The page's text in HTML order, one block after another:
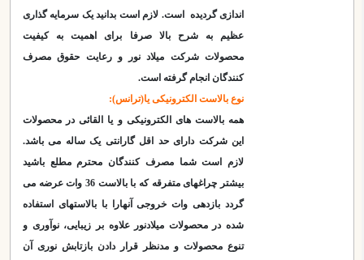
اندازی گردیده است. لازم است بدانید یک سرمایه گذاری
عظیم به شرح بالا صرفا برای اهمیت به کیفیت
محصولات شرکت میلاد نور و رعایت حقوق مصرف
کنندگان انجام گرفته است.
نوع بالاست الکترونیکی یا(ترانس):
همه بالاست های الکترونیکی و یا القائی در محصولات
این شرکت دارای حد اقل گارانتی یک ساله می باشد.
لازم است شما مصرف کنندگان محترم مطلع باشید
بیشتر چراغهای متفرقه که با بالاست 36 وات عرضه می
گردد بازدهی وات خروجی آنهارا با بالاستهای استفاده
شده در محصولات میلادنور علاوه بر زیبایی، نوآوری و
تنوع محصولات و مدنظر قرار دادن بازتابش نوری آن